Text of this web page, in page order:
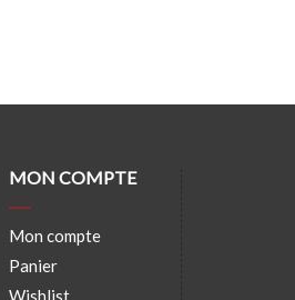
MON COMPTE
Mon compte
Panier
Wishlist